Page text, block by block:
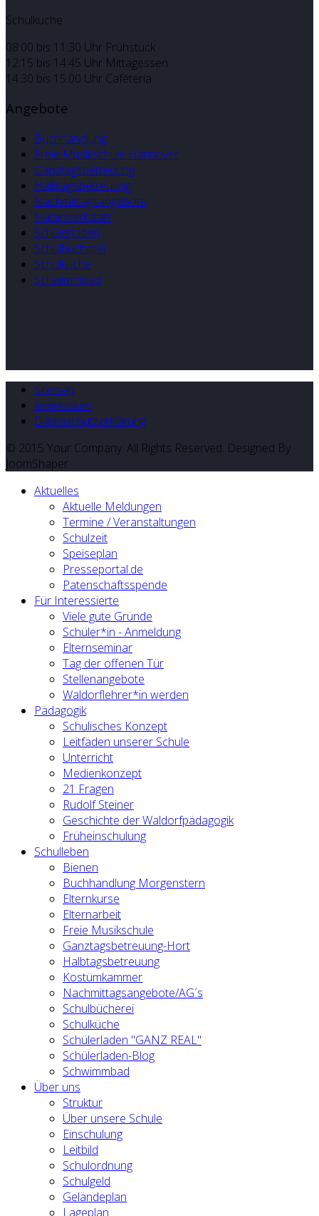
Schulküche
08:00 bis 11:30 Uhr Frühstück
12:15 bis 14:45 Uhr Mittagessen
14.30 bis 15.00 Uhr Caféteria
Angebote
Buchhandlung
Freie Musikschule Hannover
Ganztagsbetreuung
Halbtagsbetreuung
Nachmittagsangebote
Naturwerkstatt
Schülerladen
Schulbücherei
Schulküche
Schwimmbad
Sitemap
Impressum
Datenschutzerklärung
© 2015 Your Company. All Rights Reserved. Designed By
JoomShaper
Aktuelles
Aktuelle Meldungen
Termine / Veranstaltungen
Schulzeit
Speiseplan
Presseportal.de
Patenschaftsspende
Für Interessierte
Viele gute Gründe
Schüler*in - Anmeldung
Elternseminar
Tag der offenen Tür
Stellenangebote
Waldorflehrer*in werden
Pädagogik
Schulisches Konzept
Leitfäden unserer Schule
Unterricht
Medienkonzept
21 Fragen
Rudolf Steiner
Geschichte der Waldorfpädagogik
Früheinschulung
Schulleben
Bienen
Buchhandlung Morgenstern
Elternkurse
Elternarbeit
Freie Musikschule
Ganztagsbetreuung-Hort
Halbtagsbetreuung
Kostümkammer
Nachmittagsangebote/AG´s
Schulbücherei
Schulküche
Schülerladen "GANZ REAL"
Schülerladen-Blog
Schwimmbad
Über uns
Struktur
Über unsere Schule
Einschulung
Leitbild
Schulordnung
Schulgeld
Geländeplan
Lageplan